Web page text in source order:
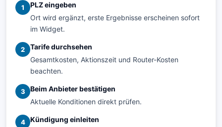
1
PLZ eingeben
Ort wird ergänzt, erste Ergebnisse erscheinen sofort
im Widget.
2
Tarife durchsehen
Gesamtkosten, Aktionszeit und Router-Kosten
beachten.
3
Beim Anbieter bestätigen
Aktuelle Konditionen direkt prüfen.
4
Kündigung einleiten